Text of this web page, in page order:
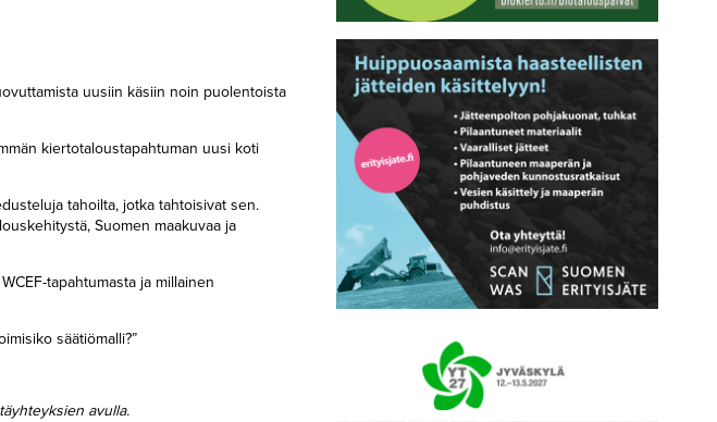
uusiin käsiin noin puolentoista
kiertotaloustapahtuman uusi koti
tahoilta, jotka tahtoisivat sen.
Suomen maakuvaa ja
tapahtumasta ja millainen
säätiömalli?”
avulla.